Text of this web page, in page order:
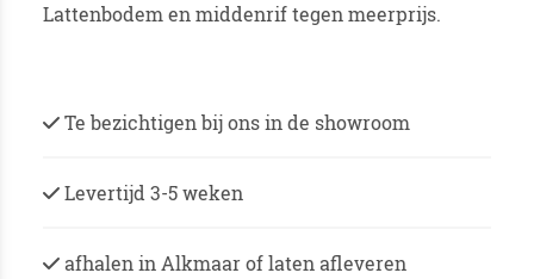
Lattenbodem en middenrif tegen meerprijs.
Te bezichtigen bij ons in de showroom
Levertijd 3-5 weken
afhalen in Alkmaar of laten afleveren